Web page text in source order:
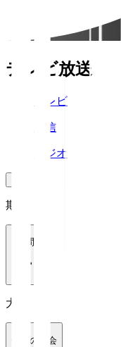
テレビ放送
テレビ
配信
ラジオ
期間
1週間
大会
全ての大会